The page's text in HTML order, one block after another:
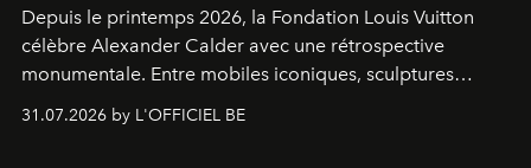
Depuis le printemps 2026, la Fondation Louis Vuitton
célèbre Alexander Calder avec une rétrospective
monumentale. Entre mobiles iconiques, sculptures
monumentales et poésie du mouvement, l'artiste
américain investit les espaces imaginés par Frank Gehry
31.07.2026 by L'OFFICIEL BE